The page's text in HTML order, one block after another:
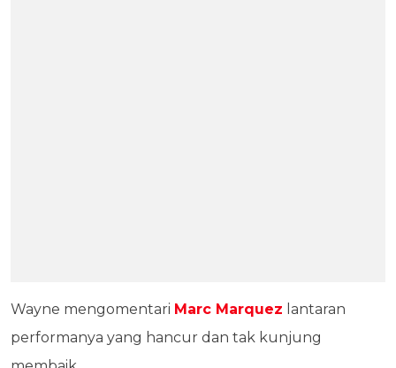
Wayne mengomentari Marc Marquez lantaran
performanya yang hancur dan tak kunjung